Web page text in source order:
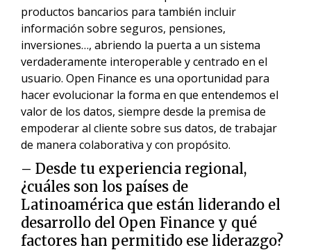
productos bancarios para también incluir
información sobre seguros, pensiones,
inversiones…, abriendo la puerta a un sistema
verdaderamente interoperable y centrado en el
usuario. Open Finance es una oportunidad para
hacer evolucionar la forma en que entendemos el
valor de los datos, siempre desde la premisa de
empoderar al cliente sobre sus datos, de trabajar
de manera colaborativa y con propósito.
– Desde tu experiencia regional,
¿cuáles son los países de
Latinoamérica que están liderando el
desarrollo del Open Finance y qué
factores han permitido ese liderazgo?